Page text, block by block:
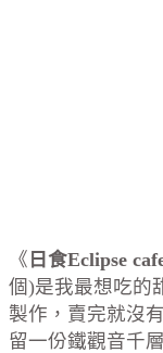
《 日食Eclipse
個)是我最想吃的
製作，賣完就沒
留一份鐵觀音千